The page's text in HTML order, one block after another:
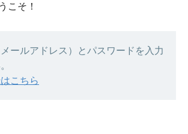
こそ！
ールアドレス）とパスワードを入力
こちら